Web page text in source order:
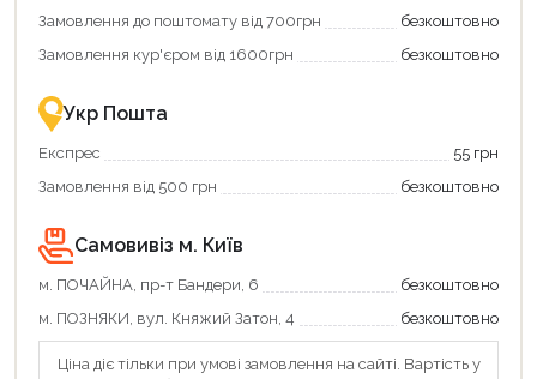
Економте
більше
-
із
державною
Замовлення до поштомату від 700грн
безкоштовно
Замовлення кур'єром від 1600грн
безкоштовно
Укр Пошта
Експрес
55 грн
Замовлення від 500 грн
безкоштовно
Самовивіз м. Київ
м. ПОЧАЙНА, пр-т Бандери, 6
безкоштовно
м. ПОЗНЯКИ, вул. Княжий Затон, 4
безкоштовно
Ціна діє тільки при умові замовлення на сайті. Вартість у